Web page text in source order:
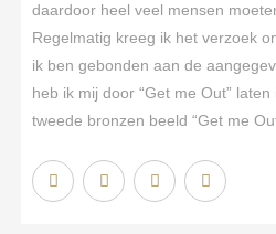
daardoor heel veel mensen
Regelmatig kreeg ik het verzoek
ik ben gebonden aan de
heb ik mij door “Get me Out”
tweede bronzen beeld “Get me